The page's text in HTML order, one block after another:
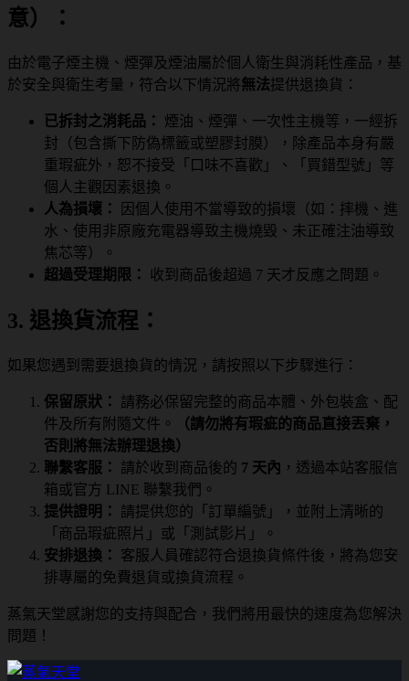
意）：
由於電子煙主機、煙彈及煙油屬於個人衛生與消耗性產品，基
於安全與衛生考量，符合以下情況將無法提供退換貨：
已拆封之消耗品：
煙油、煙彈、一次性主機等，一經拆
封（包含撕下防偽標籤或塑膠封膜），除產品本身有嚴
重瑕疵外，恕不接受「口味不喜歡」、「買錯型號」等
個人主觀因素退換。
人為損壞：
因個人使用不當導致的損壞（如：摔機、進
水、使用非原廠充電器導致主機燒毀、未正確注油導致
焦芯等）。
超過受理期限：
收到商品後超過 7 天才反應之問題。
3. 退換貨流程：
如果您遇到需要退換貨的情況，請按照以下步驟進行：
保留原狀：
請務必保留完整的商品本體、外包裝盒、配
件及所有附隨文件。
（請勿將有瑕疵的商品直接丟棄，
否則將無法辦理退換）
聯繫客服：
請於收到商品後的 7 天內 ，透過本站客服信
箱或官方 LINE 聯繫我們。
提供證明：
請提供您的「訂單編號」，並附上清晰的
「商品瑕疵照片」或「測試影片」。
安排退換：
客服人員確認符合退換貨條件後，將為您安
排專屬的免費退貨或換貨流程。
蒸氣天堂感謝您的支持與配合，我們將用最快的速度為您解決
問題！